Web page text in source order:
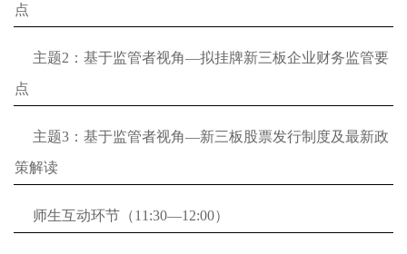
点
主题2：基于监管者视角—拟挂牌新三板企业财务监管要
点
主题3：基于监管者视角—新三板股票发行制度及最新政
策解读
师生互动环节（11:30—12:00）